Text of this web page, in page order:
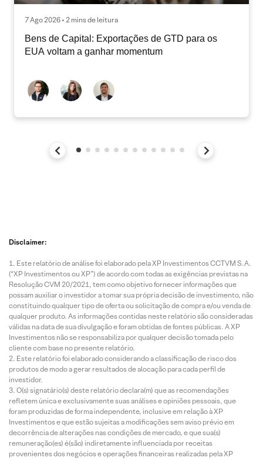
7 Ago 2026 • 2 mins de leitura
Bens de Capital: Exportações de GTD para os
EUA voltam a ganhar momentum
Disclaimer:
Este relatório de análise foi elaborado pela XP Investimentos CCTVM S.A.
(“XP Investimentos ou XP”) de acordo com todas as exigências previstas na
Resolução CVM 20/2021, tem como objetivo fornecer informações que
possam auxiliar o investidor a tomar sua própria decisão de investimento, não
constituindo qualquer tipo de oferta ou solicitação de compra e/ou venda de
qualquer produto. As informações contidas neste relatório são consideradas
válidas na data de sua divulgação e foram obtidas de fontes públicas. A XP
Investimentos não se responsabiliza por qualquer decisão tomada pelo
cliente com base no presente relatório.
Este relatório foi elaborado considerando a classificação de risco dos
produtos de modo a gerar resultados de alocação para cada perfil de
investidor.
O(s) signatário(s) deste relatório declara(m) que as recomendações
refletem única e exclusivamente suas análises e opiniões pessoais, que
foram produzidas de forma independente, inclusive em relação à XP
Investimentos e que estão sujeitas a modificações sem aviso prévio em
decorrência de alterações nas condições de mercado, e que sua(s)
remuneração(es) é(são) indiretamente influenciada por receitas
provenientes dos negócios e operações financeiras realizadas pela XP